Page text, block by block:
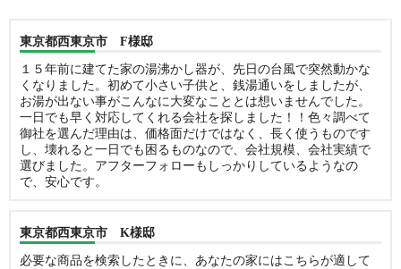
東京都西東京市 F様邸
１５年前に建てた家の湯沸かし器が、先日の台風で突然動かな
くなりました。初めて小さい子供と、銭湯通いをしましたが、
お湯が出ない事がこんなに大変なこととは想いませんでした。
一日でも早く対応してくれる会社を探しました！！色々調べて
御社を選んだ理由は、価格面だけではなく、長く使うものです
し、壊れると一日でも困るものなので、会社規模、会社実績で
選びました。アフターフォローもしっかりしているようなの
で、安心です。
東京都西東京市 K様邸
必要な商品を検索したときに、あなたの家にはこちらが適して